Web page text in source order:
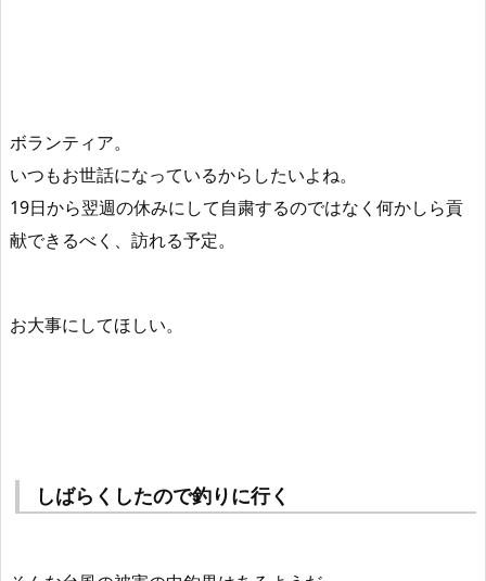
ボランティア。
いつもお世話になっているからしたいよね。
19日から翌週の休みにして自粛するのではなく何かしら貢
献できるべく、訪れる予定。
お大事にしてほしい。
しばらくしたので釣りに行く